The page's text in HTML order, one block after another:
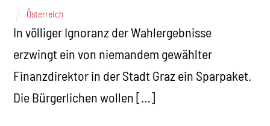
Österreich
In völliger Ignoranz der Wahlergebnisse
erzwingt ein von niemandem gewählter
Finanzdirektor in der Stadt Graz ein Sparpaket.
Die Bürgerlichen wollen […]